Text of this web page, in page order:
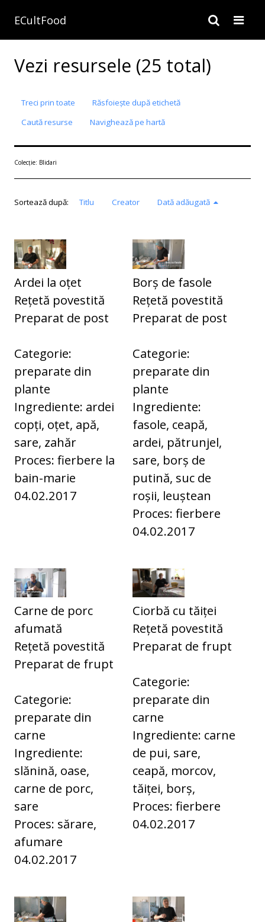
ECultFood
Vezi resursele (25 total)
Treci prin toate
Răsfoiește după etichetă
Caută resurse
Navighează pe hartă
Colecție: Blidari
Sortează după: Titlu Creator Dată adăugată
Ardei la oțet
Rețetă povestită
Preparat de post
Categorie:
preparate din
plante
Ingrediente: ardei
copți, oțet, apă,
sare, zahăr
Proces: fierbere la
bain-marie
04.02.2017
Borș de fasole
Rețetă povestită
Preparat de post
Categorie:
preparate din
plante
Ingrediente:
fasole, ceapă,
ardei, pătrunjel,
sare, borș de
putină, suc de
roșii, leuștean
Proces: fierbere
04.02.2017
Carne de porc
afumată
Rețetă povestită
Preparat de frupt
Categorie:
preparate din
carne
Ingrediente:
slănină, oase,
carne de porc,
sare
Proces: sărare,
afumare
04.02.2017
Ciorbă cu tăiței
Rețetă povestită
Preparat de frupt
Categorie:
preparate din
carne
Ingrediente: carne
de pui, sare,
ceapă, morcov,
tăiței, borș,
Proces: fierbere
04.02.2017